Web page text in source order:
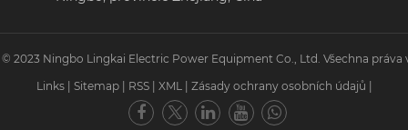
2023 Ningbo Lingkai Electric Power Equipment Co., Ltd. Všechna práva
Links
Sitemap RSS XML Zásady ochrany osobních údajů